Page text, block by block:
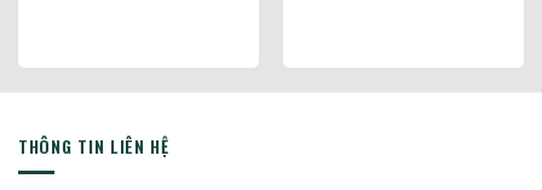
THÔNG TIN LIÊN HỆ